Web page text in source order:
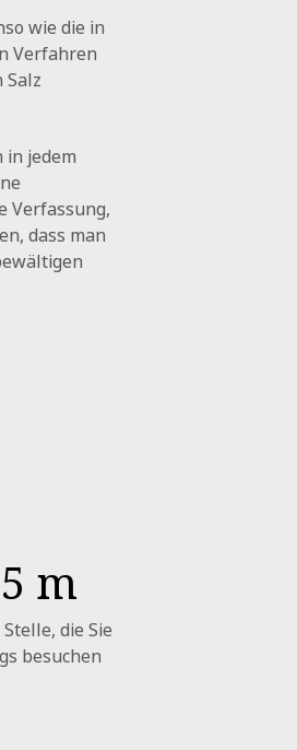
wie die in
Verfahren
in jedem
Verfassung,
dass man
m
die Sie
besuchen